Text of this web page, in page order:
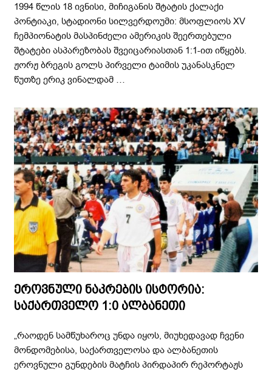
1994 წლის 18 ივნისი, მიჩიგანის შტატის ქალაქი
პონტიაკი, სტადიონი სილვერდოუმი: მსოფლიოს XV
ჩემპიონატის მასპინძელი ამერიკის შეერთებული
შტატები ასპარეზობას შვეიცარიასთან 1:1-ით იწყებს.
ჟორჟ ბრეგის გოლს პირველი ტაიმის უკანასკნელ
წუთზე ერიკ ვინალდამ …
ეროვნული ნაკრების ისტორია:
საქართველო 1:0 ალბანეთი
„რაოდენ სამწუხაროც უნდა იყოს, მიუხედავად ჩვენი
მონდომებისა, საქართველოსა და ალბანეთის
ეროვნული გუნდების მატჩის პირდაპირ რეპორტაჟს